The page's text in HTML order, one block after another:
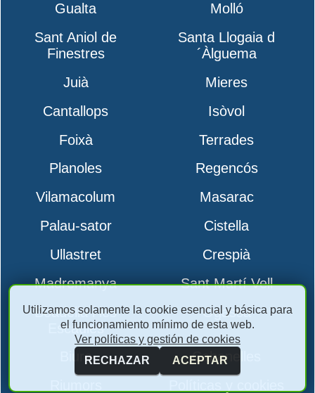
Gualta
Molló
Sant Aniol de
Finestres
Santa Llogaia d
´Àlguema
Juià
Mieres
Cantallops
Isòvol
Foixà
Terrades
Planoles
Regencós
Vilamacolum
Masarac
Palau-sator
Cistella
Ullastret
Crespià
Madremanya
Sant Martí Vell
Boadella i les
Escaules
Ogassa
Biure
Cabanelles
Utilizamos solamente la cookie esencial y básica para
el funcionamiento mínimo de esta web.
Ver políticas y gestión de cookies
RECHAZAR
ACEPTAR